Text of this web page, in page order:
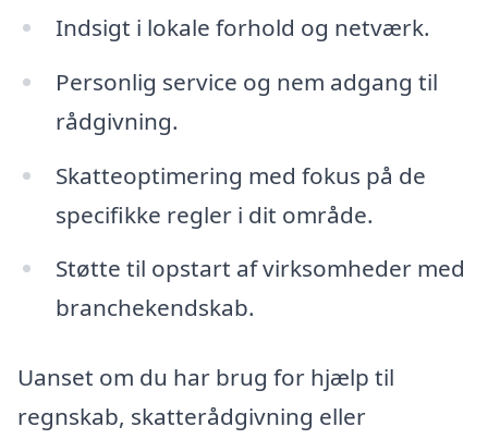
Indsigt i lokale forhold og netværk.
Personlig service og nem adgang til
rådgivning.
Skatteoptimering med fokus på de
specifikke regler i dit område.
Støtte til opstart af virksomheder med
branchekendskab.
Uanset om du har brug for hjælp til
regnskab, skatterådgivning eller